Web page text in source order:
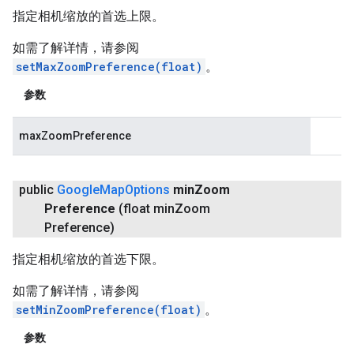
指定相机缩放的首选上限。
如需了解详情，请参阅
setMaxZoomPreference(float) 。
参数
maxZoomPreference
public GoogleMapOptions minZoom
Preference (float minZoom
Preference)
指定相机缩放的首选下限。
如需了解详情，请参阅
setMinZoomPreference(float) 。
参数